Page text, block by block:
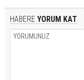
HABERE YORUM KAT